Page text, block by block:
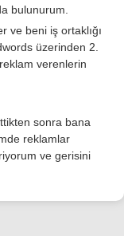
bulunurum.
ve beni iş ortaklığı
üzerinden 2.
verenlerin
sonra bana
reklamlar
ve gerisini